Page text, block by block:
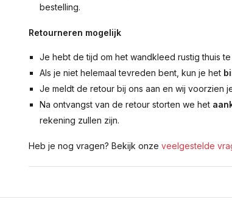
bestelling.
Retourneren mogelijk
Je hebt de tijd om het wandkleed rustig thuis
Als je niet helemaal tevreden bent, kun je het
Je meldt de retour bij ons aan en wij voorzien
Na ontvangst van de retour storten we het
rekening zullen zijn.
Heb je nog vragen? Bekijk onze veelgestelde